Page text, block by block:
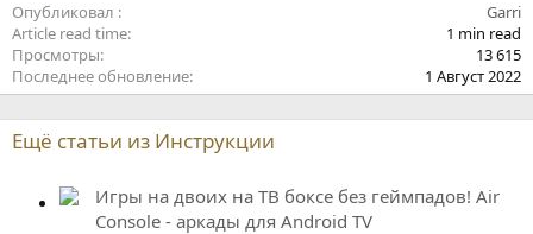
Опубликовал
Garri
Article read time
1 min read
Просмотры
13 615
Последнее обновление
1 Август 2022
Ещё статьи из Инструкции
Игры на двоих на ТВ боксе без геймпадов! Air
Console - аркады для Android TV